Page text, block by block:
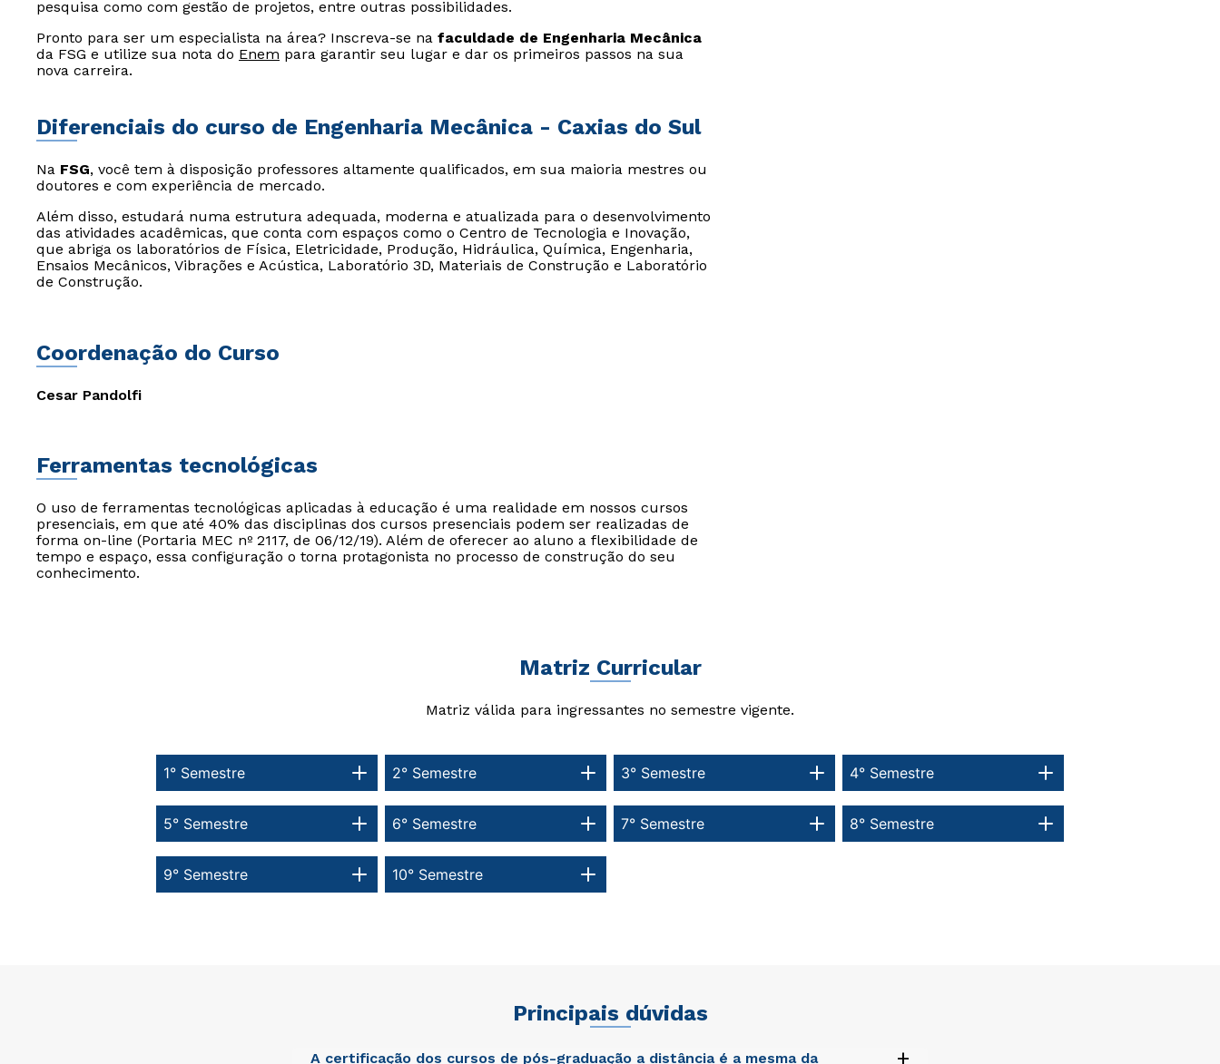
pesquisa como com gestão de projetos, entre outras possibilidades.
Pronto para ser um especialista na área? Inscreva-se na faculdade de Engenharia Mecânica
da FSG e utilize sua nota do Enem para garantir seu lugar e dar os primeiros passos na sua
nova carreira.
Diferenciais do curso de Engenharia Mecânica - Caxias do Sul
Na FSG, você tem à disposição professores altamente qualificados, em sua maioria mestres ou
doutores e com experiência de mercado.
Além disso, estudará numa estrutura adequada, moderna e atualizada para o desenvolvimento
das atividades acadêmicas, que conta com espaços como o Centro de Tecnologia e Inovação,
que abriga os laboratórios de Física, Eletricidade, Produção, Hidráulica, Química, Engenharia,
Ensaios Mecânicos, Vibrações e Acústica, Laboratório 3D, Materiais de Construção e Laboratório
de Construção.
Coordenação do Curso
Cesar Pandolfi
Ferramentas tecnológicas
O uso de ferramentas tecnológicas aplicadas à educação é uma realidade em nossos cursos
presenciais, em que até 40% das disciplinas dos cursos presenciais podem ser realizadas de
forma on-line (Portaria MEC nº 2117, de 06/12/19). Além de oferecer ao aluno a flexibilidade de
tempo e espaço, essa configuração o torna protagonista no processo de construção do seu
conhecimento.
Matriz Curricular
Matriz válida para ingressantes no semestre vigente.
1° Semestre
10° Semestre
9° Semestre
8° Semestre
7° Semestre
6° Semestre
5° Semestre
4° Semestre
3° Semestre
2° Semestre
Principais dúvidas
A certificação dos cursos de pós-graduação a distância é a mesma da
+
Rápido e fácil
autorizo que meus dados sejam utilizados para o
envio de conteúdos da FSG.
Rápido e fácil
autorizo que meus dados sejam utilizados para o
envio de conteúdos da Cruzeiro do Sul.